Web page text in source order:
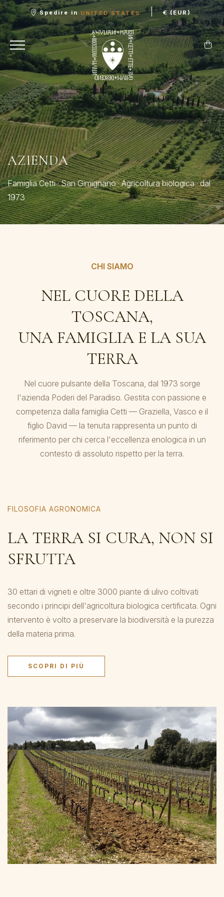
Spedire in UNITED STATES | € (EUR)
AZIENDA
Famiglia Cetti · San Gimignano · Agricoltura biologica · dal
1973
CHI SIAMO
NEL CUORE DELLA
TOSCANA,
UNA FAMIGLIA E LA SUA
TERRA
Nel cuore pulsante della Toscana, dal 1973 sorge
l'azienda Poderi del Paradiso. Gestita con passione e
competenza dalla famiglia Cetti — Graziella, Vasco e il
figlio David — la tenuta rappresenta un punto di
riferimento per chi cerca l'eccellenza enologica in un
contesto di assoluto rispetto per la terra.
FILOSOFIA AGRONOMICA
LA TERRA SI CURA, NON SI
SFRUTTA
30 ettari di vigneti e oltre 3000 piante di ulivo coltivati
secondo i principi dell'agricoltura biologica certificata. Ogni
intervento è volto a preservare la biodiversità e la purezza
della materia prima.
SCOPRI DI PIÙ